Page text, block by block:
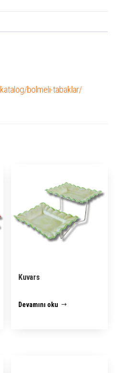
bolmeli-tabaklar/
Kuvars
Devamını oku